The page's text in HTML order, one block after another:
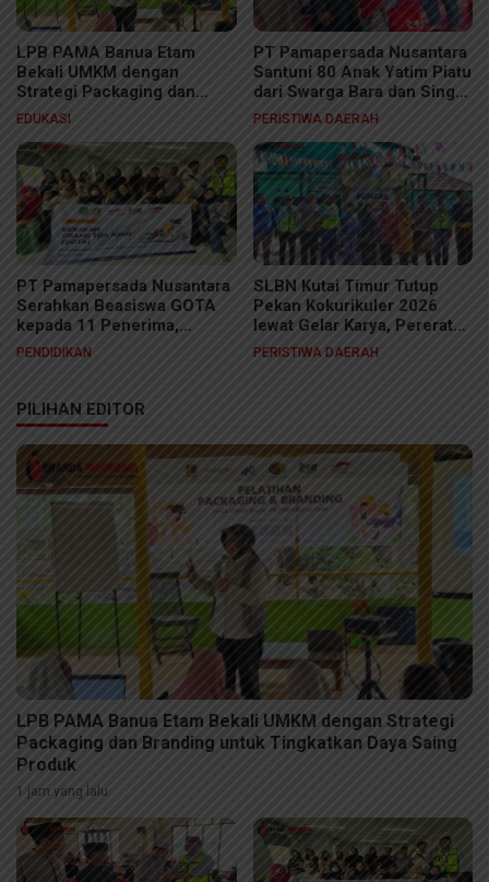
LPB PAMA Banua Etam
Bekali UMKM dengan
Strategi Packaging dan
Branding untuk Tingkatkan
EDUKASI
PT Pamapersada Nusantara
Santuni 80 Anak Yatim Piatu
dari Swarga Bara dan Singa
Gembara
PERISTIWA DAERAH
PT Pamapersada Nusantara
Serahkan Beasiswa GOTA
kepada 11 Penerima,
Dukung Pendidikan
PENDIDIKAN
SLBN Kutai Timur Tutup
Pekan Kokurikuler 2026
lewat Gelar Karya, Pererat
Sinergi Sekolah, Keluarga,
PERISTIWA DAERAH
PILIHAN EDITOR
LPB PAMA Banua Etam Bekali UMKM dengan Strategi
Packaging dan Branding untuk Tingkatkan Daya Saing
Produk
1 jam yang lalu